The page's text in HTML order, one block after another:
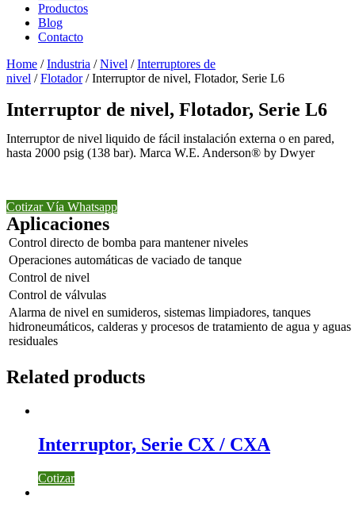
Productos
Blog
Contacto
Home /Industria /Nivel /Interruptores de
nivel /Flotador/ Interruptor de nivel, Flotador, Serie L6
Interruptor de nivel, Flotador, Serie L6
Interruptor de nivel liquido de fácil instalación externa o en pared,
hasta 2000 psig (138 bar). Marca W.E. Anderson® by Dwyer
Cotizar Vía Whatsapp
Aplicaciones
Control directo de bomba para mantener niveles
Operaciones automáticas de vaciado de tanque
Control de nivel
Control de válvulas
Alarma de nivel en sumideros, sistemas limpiadores, tanques
hidroneumáticos, calderas y procesos de tratamiento de agua y aguas
residuales
Related products
Interruptor, Serie CX / CXA
Cotizar